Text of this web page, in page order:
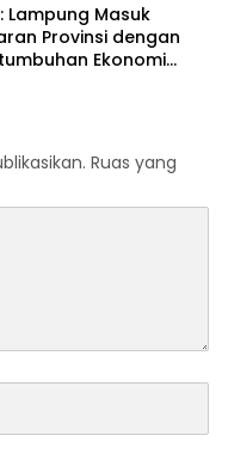
Lampung Masuk
Provinsi dengan
Ekonomi
Ruas yang